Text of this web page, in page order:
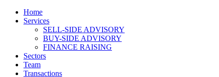
Home
Services
SELL-SIDE ADVISORY
BUY-SIDE ADVISORY
FINANCE RAISING
Sectors
Team
Transactions